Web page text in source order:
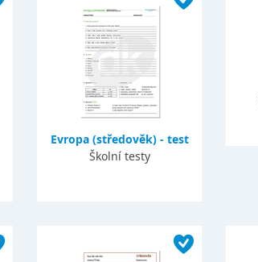
Evropa (středověk) - test
Školní testy